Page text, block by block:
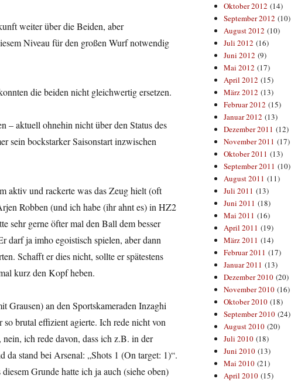
weiter über die Beiden, aber
Niveau für den großen Wurf notwendig
die beiden nicht gleichwertig ersetzen.
aktuell ohnehin nicht über den Status des
sein bockstarker Saisonstart inzwischen
aktiv und rackerte was das Zeug hielt (oft
Robben (und ich habe (ihr ahnt es) in HZ2
sehr gerne öfter mal den Ball dem besser
darf ja imho egoistisch spielen, aber dann
Schafft er dies nicht, sollte er spätestens
kurz den Kopf heben.
Grausen) an den Sportskameraden Inzaghi
brutal effizient agierte. Ich rede nicht von
ich rede davon, dass ich z.B. in der
da stand bei Arsenal: „Shots 1 (On target: 1)“.
Grunde hatte ich ja auch (siehe oben)
Oktober 2012 (14)
September 2012 (10)
August 2012 (10)
Juli 2012 (16)
Juni 2012 (9)
Mai 2012 (17)
April 2012 (15)
März 2012 (13)
Februar 2012 (15)
Januar 2012 (13)
Dezember 2011 (12)
November 2011 (17)
Oktober 2011 (13)
September 2011 (10)
August 2011 (11)
Juli 2011 (13)
Juni 2011 (18)
Mai 2011 (16)
April 2011 (19)
März 2011 (14)
Februar 2011 (17)
Januar 2011 (13)
Dezember 2010 (20)
November 2010 (16)
Oktober 2010 (18)
September 2010 (24)
August 2010 (20)
Juli 2010 (18)
Juni 2010 (13)
Mai 2010 (21)
April 2010 (15)